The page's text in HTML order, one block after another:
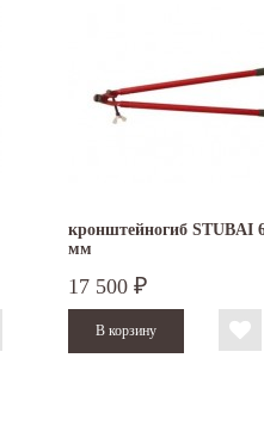
кронштейногиб STUBAI
мм
17 500 ₽